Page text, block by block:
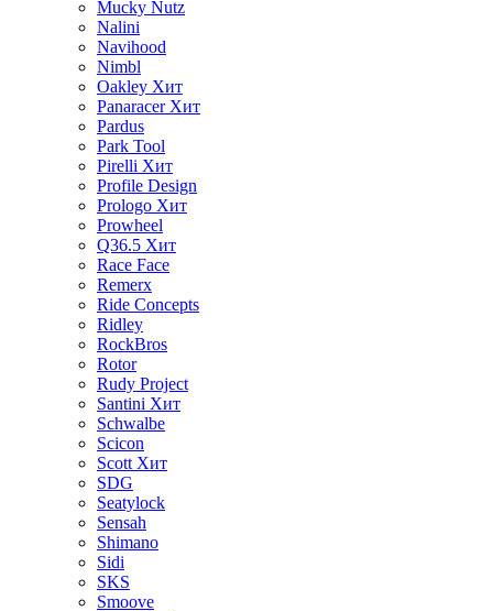
Mucky Nutz
Nalini
Navihood
Nimbl
Oakley Хит
Panaracer Хит
Pardus
Park Tool
Pirelli Хит
Profile Design
Prologo Хит
Prowheel
Q36.5 Хит
Race Face
Remerx
Ride Concepts
Ridley
RockBros
Rotor
Rudy Project
Santini Хит
Schwalbe
Scicon
Scott Хит
SDG
Seatylock
Sensah
Shimano
Sidi
SKS
Smoove